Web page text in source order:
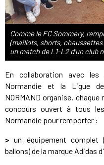
Comme le FC Sommery,
(maillots, shorts, chaussettes
un match de L1-L2 d'un club
En collaboration avec les
Normandie et la Ligue
NORMAND organise,
concours ouvert à tous
Normandie pour remporter :
> un équipement complet
ballons) de la marque Adidas